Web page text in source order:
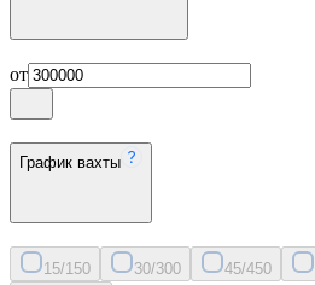
от
График вахты
15/150 30/300 45/450